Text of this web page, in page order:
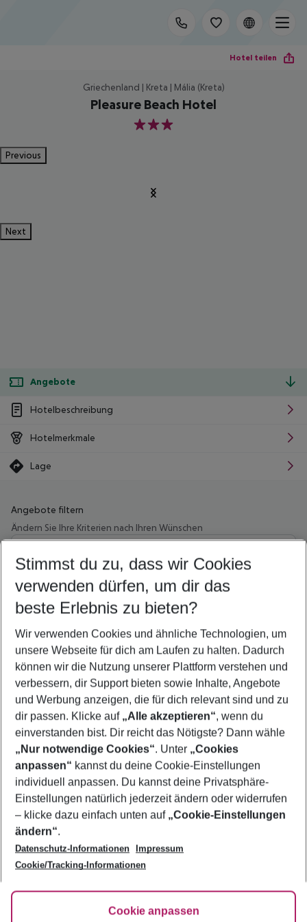
Hotel teilen
Griechenland | Kreta | Mália (Kreta)
Pleasure Beach Hotel
3
Previous
Next
Angebote
Hotelbeschreibung
Hotelmerkmale
Lage
Angebote filtern
Ändern Sie Ihre Kriterien nach Ihren Wünschen
Wähle deinen Abflughafen
Beliebiger Abflughafen
Wähle deinen Reisezeitraum
5-8 Nächte
2 Erwachsene Keine Kinder
Mehr Filter anzeigen
Footer
Footer navigation
Über uns
AGB
Bestpreisgarantie
Cookie-Einstellungen ändern
Cookie-Richtlinie
Agenturbetreuung
Barrierefreies Reisen
FAQ
HanseMerkur Reiseversicherung
Folge uns
Stimmst du zu, dass wir Cookies
verwenden dürfen, um dir das
beste Erlebnis zu bieten?
Wir verwenden Cookies und ähnliche Technologien, um
unsere Webseite für dich am Laufen zu halten. Dadurch
können wir die Nutzung unserer Plattform verstehen und
verbessern, dir Support bieten sowie Inhalte, Angebote
und Werbung anzeigen, die für dich relevant sind und zu
dir passen. Klicke auf „Alle akzeptieren“, wenn du
einverstanden bist. Dir reicht das Nötigste? Dann wähle
„Nur notwendige Cookies“. Unter „Cookies
anpassen“ kannst du deine Cookie-Einstellungen
individuell anpassen. Du kannst deine Privatsphäre-
Einstellungen natürlich jederzeit ändern oder widerrufen
– klicke dazu einfach unten auf „Cookie-Einstellungen
ändern“.
Datenschutz-Informationen
Impressum
Cookie/Tracking-Informationen
Cookie anpassen